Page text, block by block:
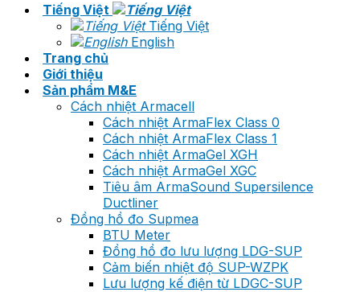
Tiếng Việt
Tiếng Việt
English
Trang chủ
Giới thiệu
Sản phẩm M&E
Cách nhiệt Armacell
Cách nhiệt ArmaFlex Class 0
Cách nhiệt ArmaFlex Class 1
Cách nhiệt ArmaGel XGH
Cách nhiệt ArmaGel XGC
Tiêu âm ArmaSound Supersilence
Ductliner
Đồng hồ đo Supmea
BTU Meter
Đồng hồ đo lưu lượng LDG-SUP
Cảm biến nhiệt độ SUP-WZPK
Lưu lượng kế điện từ LDGC-SUP